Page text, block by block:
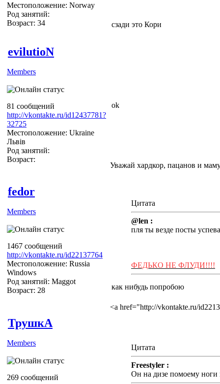
Местоположение: Norway
Род занятий:
Возраст: 34
сзади это Кори
evilutioN
Members
81 сообщений
http://vkontakte.ru/id12437781?
32725
Местоположение: Ukraine
Львів
Род занятий:
Возраст:
ok
Уважай хардкор, пацанов и
fedor
Members
1467 сообщений
http://vkontakte.ru/id22137764
Местоположение: Russia
Windows
Род занятий: Maggot
Возраст: 28
Цитата
@len :
пля ты везде посты
ФЕДЬКО НЕ ФЛУДИ!!!!
как нибудь попробою
<a href="http://vkontakte.ru/
ТрушкА
Members
269 сообщений
Цитата
Freestyler :
Он на дизе помоему ноги